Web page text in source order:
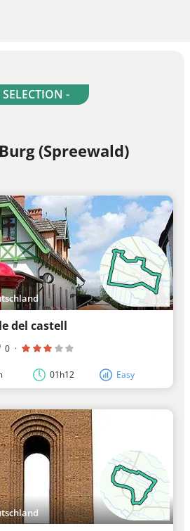
SELECTION -
(Spreewald)
del castell
0 ·
01h12 Easy